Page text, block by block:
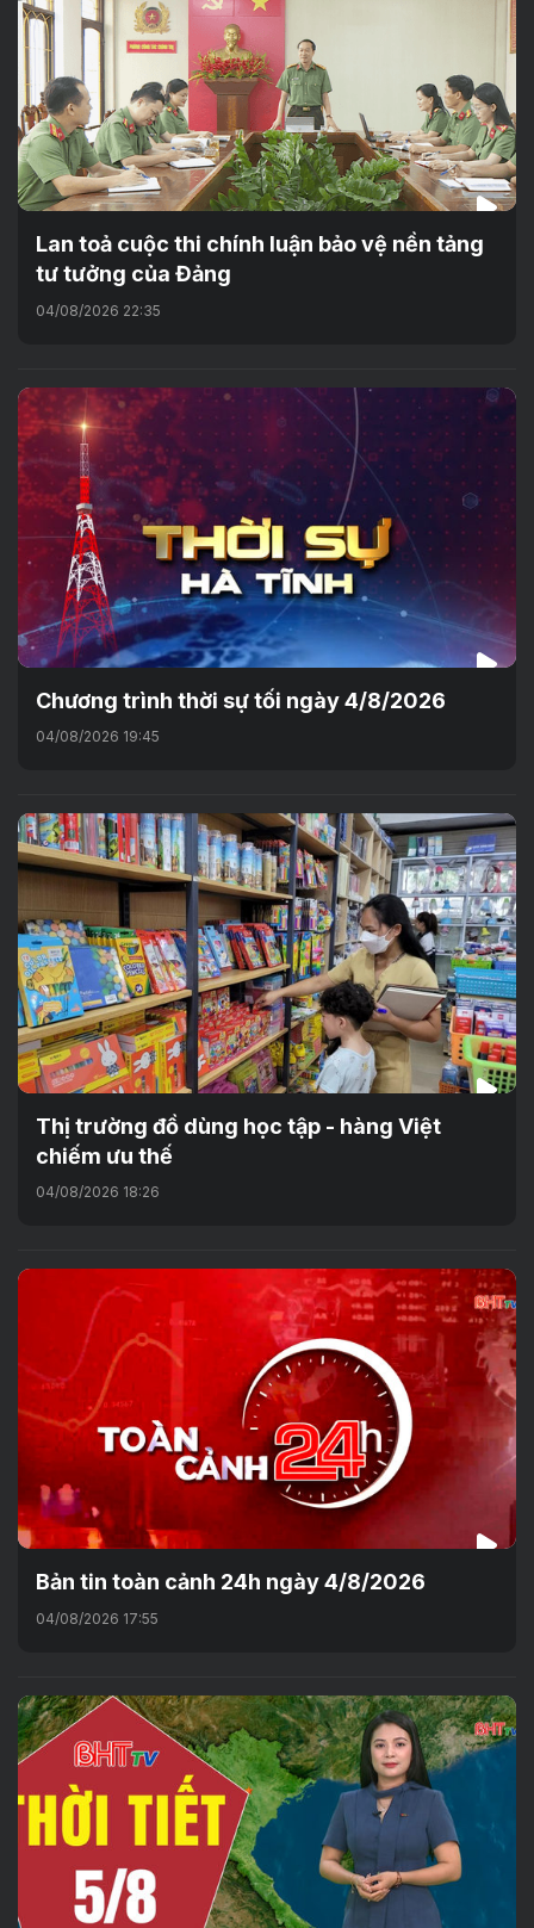
Lan toả cuộc thi chính luận bảo vệ nền tảng
tư tưởng của Đảng
04/08/2026 22:35
Chương trình thời sự tối ngày 4/8/2026
04/08/2026 19:45
Thị trường đồ dùng học tập - hàng Việt
chiếm ưu thế
04/08/2026 18:26
Bản tin toàn cảnh 24h ngày 4/8/2026
04/08/2026 17:55